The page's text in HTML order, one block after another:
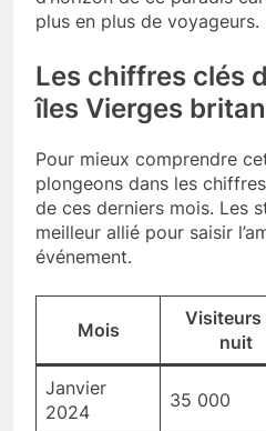
plus en plus de voyageurs.
Les chiffres clés
îles Vierges
Pour mieux comprendre
plongeons dans les
de ces derniers mois. Les
meilleur allié pour saisir
événement.
Mois
Visiteurs
nuit
Janvier
2024
35 000